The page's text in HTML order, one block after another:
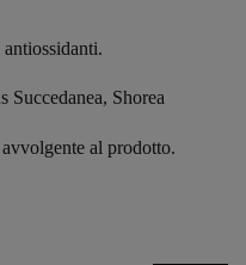
Succedanea, Shorea
al prodotto.